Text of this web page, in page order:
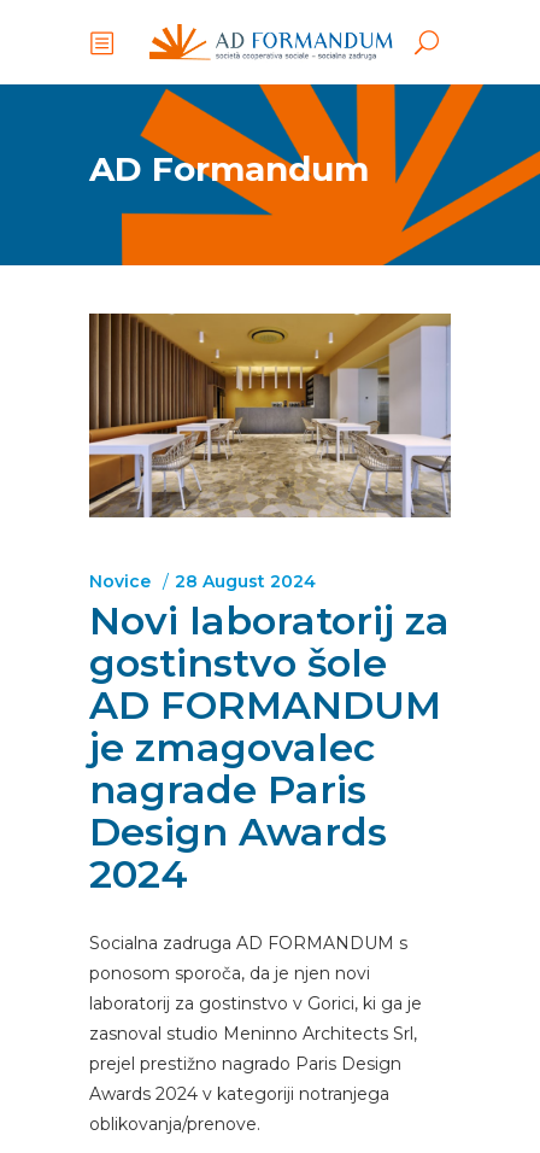
AD Formandum
Novice 28 August 2024
Novi laboratorij za
gostinstvo šole
AD FORMANDUM
je zmagovalec
nagrade Paris
Design Awards
2024
Socialna zadruga AD FORMANDUM s
ponosom sporoča, da je njen novi
laboratorij za gostinstvo v Gorici, ki ga je
zasnoval studio Meninno Architects Srl,
prejel prestižno nagrado Paris Design
Awards 2024 v kategoriji notranjega
oblikovanja/prenove.